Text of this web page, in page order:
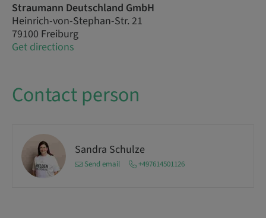
Straumann Deutschland GmbH
Heinrich-von-Stephan-Str. 21
79100 Freiburg
Get directions
Contact person
Sandra Schulze
Send email +497614501126